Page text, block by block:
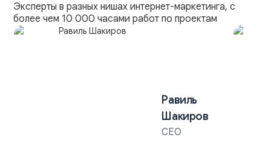
Эксперты в разных нишах интернет-маркетинга, с
более чем 10 000 часами работ по проектам
Равиль
Шакиров
CEO